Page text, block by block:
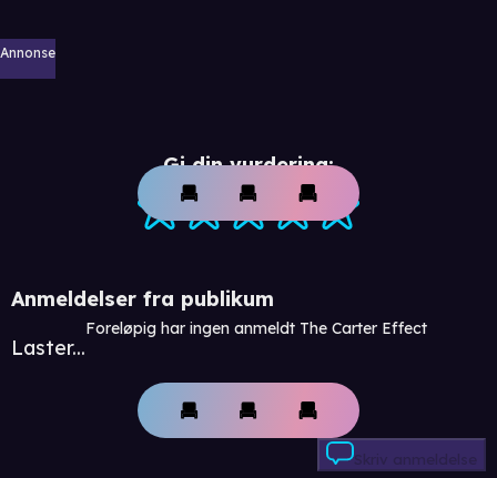
Annonse
Gi din vurdering:
Anmeldelser fra publikum
Laster...
Foreløpig har ingen anmeldt The Carter Effect
Skriv anmeldelse